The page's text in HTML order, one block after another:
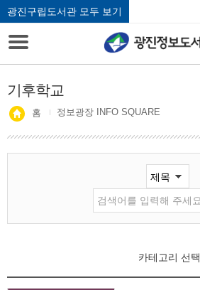
광진구립도서관 모두 보기
기후학교
홈 정보광장 INFO SQUARE
카테고리 선택